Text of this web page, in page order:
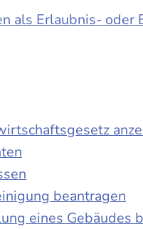
als Erlaubnis- oder
beantragen
eines Gebäudes